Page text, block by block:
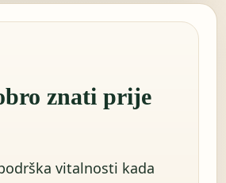
znati prije
vitalnosti kada